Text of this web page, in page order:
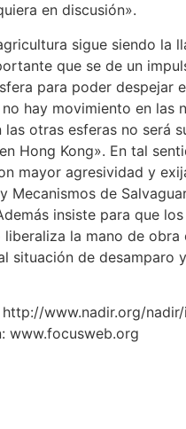
en discusión».
sigue siendo la
que se de un
para poder despejar
hay movimiento en las
otras esferas no será
Hong Kong». En tal
mayor agresividad y
Mecanismos de
insiste para que
la mano de
situación de desamparo
www.nadir.org/
www.focusweb.org